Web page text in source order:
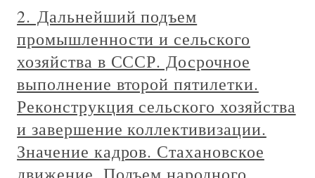
2. Дальнейший подъем
промышленности и сельского
хозяйства в СССР. Досрочное
выполнение второй пятилетки.
Реконструкция сельского хозяйства
и завершение коллективизации.
Значение кадров. Стахановское